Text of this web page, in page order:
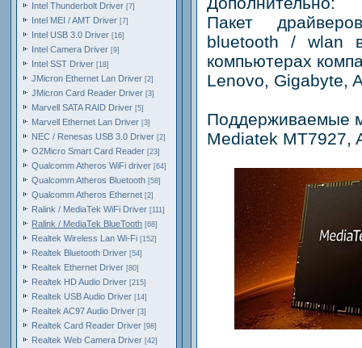
Intel Thunderbolt Driver [7]
Intel MEI / AMT Driver [7]
Intel USB 3.0 Driver [16]
Intel Camera Driver [9]
Intel SST Driver [18]
JMicron Ethernet Lan Driver [2]
JMicron Card Reader Driver [3]
Marvell SATA RAID Driver [5]
Marvell Ethernet Lan Driver [3]
NEC / Renesas USB 3.0 Driver [2]
O2Micro Smart Card Reader [23]
Qualcomm Atheros WiFi driver [64]
Qualcomm Atheros Bluetooth [58]
Qualcomm Atheros Ethernet [2]
Ralink / MediaTek WiFi Driver [111]
Ralink / MediaTek BlueTooth [68]
Realtek Wireless Lan Wi-Fi [152]
Realtek Bluetooth Driver [54]
Realtek Ethernet Driver [80]
Realtek HD Audio Driver [215]
Realtek USB Audio Driver [14]
Realtek AC97 Audio Driver [3]
Realtek Card Reader Driver [98]
Realtek Web Camera Driver [42]
Пакет
bluetooth / wlan
компьютерах
Lenovo, Gigabyte,
Поддерживаемые
Mediatek MT7927,